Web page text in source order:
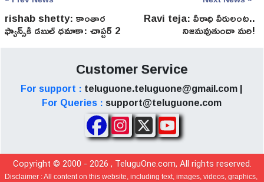
rishab shetty: కాంతార
ఫ్యాన్స్‌కి డబుల్ ధమాకా: చాప్టర్ 2
పై క్రేజీ అప్‌డేట్
Ravi teja: వీరాధి వీరులంట..
నిజమవుతుందా మరి!
Customer Service
For support : teluguone.teluguone@gmail.com |
For Queries : support@teluguone.com
Copyright © 2000 - 2026 , TeluguOne.com, All rights reserved.
Disclaimer :All content on this website, including text, images, videos, graphics,